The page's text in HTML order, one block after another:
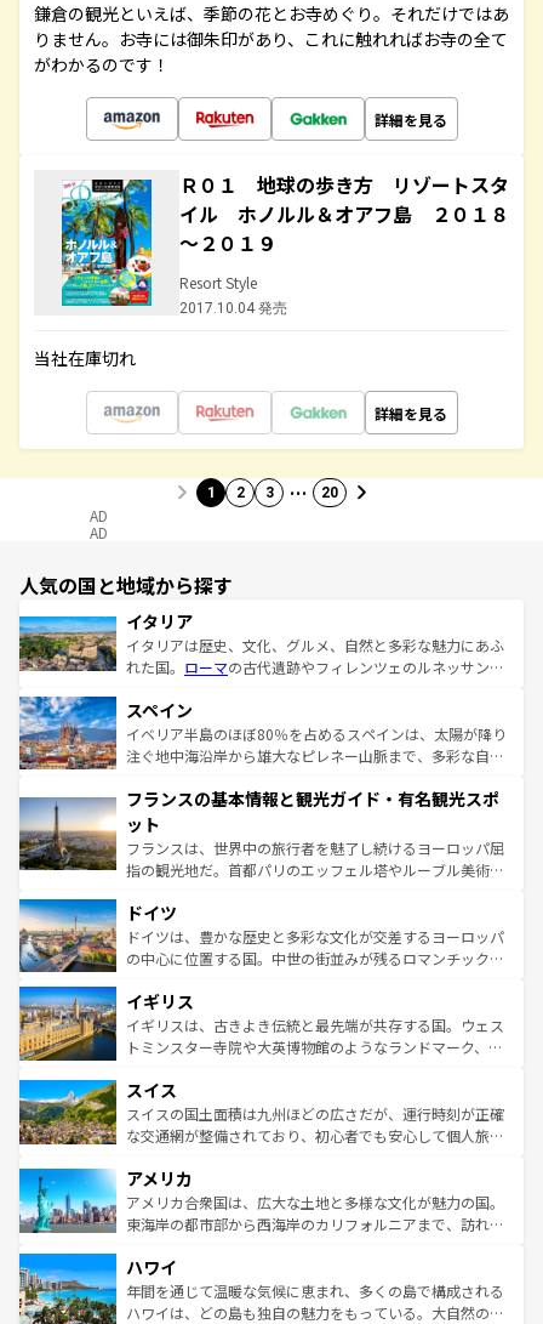
鎌倉の観光といえば、季節の花とお寺めぐり。それだけではあ
りません。お寺には御朱印があり、これに触れればお寺の全て
がわかるのです！
詳細を見る
Ｒ０１ 地球の歩き方 リゾートスタ
イル ホノルル＆オアフ島 ２０１８
～２０１９
Resort Style
2017.10.04 発売
当社在庫切れ
詳細を見る
1 2 3 … 20
AD
AD
人気の国と地域から探す
イタリア
イタリアは歴史、文化、グルメ、自然と多彩な魅力にあふ
れた国。 ローマの古代遺跡やフィレンツェのルネッサンス
ろん、トスカーナの美しい田園風景やアマルフィ海岸の絶
景など、自然景観も見逃せない。観光の合間には、本場の
ピザやパスタなど、絶品のイタリア料理を堪能することも
ませてくれるイタリアで、忘れられない旅をしてみよう！
なお、新着のイタリア情報は
しい。
スペイン
イベリア半島のほぼ80％を占めるスペインは、太陽が降り
注ぐ地中海沿岸から雄大なピレネー山脈まで、多彩な自然
文化が根付くこの国では、情熱的なフラメンコ、熱気あふ
れる闘牛、そして美味しいタパスが生活の一部となってい
る。首都マドリードの洗練された雰囲気や、バルセロナの
アートに溢れた街角から、地方では古代ローマ遺跡や中世
せる。地方によって風土や気候が異なるスペインはその個
性で訪れる人を魅了する。 なお、新着のスペイン情報は コ
ンテンツ一覧を参照してほしい。
フランスの基本情報と観光ガイド・有名観光スポ
ット
フランスは、世界中の旅行者を魅了し続けるヨーロッパ屈
指の観光地だ。首都パリのエッフェル塔やルーブル美術館
で、幅広い魅力が詰まっている。華麗な宮殿、歴史的な大
聖堂、美しいビーチ、そして豊かな自然が、訪れる者を心
から魅了する。また、フランスは美食の国としても知ら
いる。シャンパンの発祥地であるランス、プロヴァンスの
香り高いラベンダー畑など、多彩な楽しみ方が可能だ。さ
らに、パリ以外の地域にも魅力が溢れており、どの街角に
れる地方に足を運ぶとそれぞれで全く異なる文化を体験で
きるだろう。 なお、新着のフランス情報はコンテンツ一覧
を参照してほしい。
ドイツ
ドイツは、豊かな歴史と多彩な文化が交差するヨーロッパ
の中心に位置する国。中世の街並みが残るロマンチック街
顔を持つこの国は、どこを歩いても飽きることがない。ベ
ルリンの文化的活気、バイエルン州のアルプスの絶景、そ
してライン川沿いのワイン畑といった風景は必見。ビール
は、お酒好きな人にはぜひ体験してほしい。 なお、新着の
ドイツ情報はコンテンツ一覧を参照してほしい。
イギリス
イギリスは、古きよき伝統と最先端が共存する国。ウェス
トミンスター寺院や大英博物館のようなランドマーク、歴
リアごとに異なる魅力がある。また、優雅なアフタヌーン
ティー、ビール好きにはたまらない英国パブ、サッカー観
戦など、本場だからこそできる体験も豊富。イギリスを旅
ンツ一覧を参照してほしい。
スイス
スイスの国土面積は九州ほどの広さだが、運行時刻が正確
な交通網が整備されており、初心者でも安心して個人旅行
の建物がそのまま残る町や、スイスならではのユニークな
博物館もあり、アルプス観光だけでなく町歩きも満喫する
ことができる。国民の所得が高いため物価も高いが、旅行
ば市内交通費無料で観光を楽しむこともできる。 なお、新
着のスイス情報はコンテンツ一覧 を参照してほしい。
アメリカ
アメリカ合衆国は、広大な土地と多様な文化が魅力の国。
東海岸の都市部から西海岸のカリフォルニアまで、訪れる
のような巨大都市は、観光、ショッピング、エンターテイ
ンメントが詰まった刺激的なスポットだ。一方、アメリカ
西部には大自然が広がり、グランドキャニオンやイエロー
ハワイ
年間を通じて温暖な気候に恵まれ、多くの島で構成される
ハワイは、どの島も独自の魅力をもっている。大自然の神